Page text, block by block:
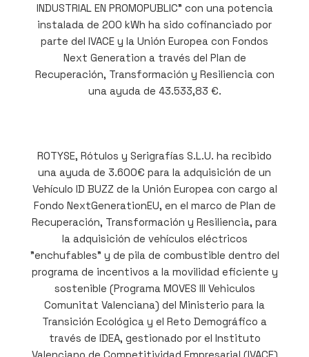
INDUSTRIAL EN PROMOPUBLIC” con una potencia
instalada de 200 kWh ha sido cofinanciado por
parte del IVACE y la Unión Europea con Fondos
Next Generation a través del Plan de
Recuperación, Transformación y Resiliencia con
una ayuda de 43.533,83 €.
ROTYSE, Rótulos y Serigrafías S.L.U. ha recibido
una ayuda de 3.600€ para la adquisición de un
Vehículo ID BUZZ de la Unión Europea con cargo al
Fondo NextGenerationEU, en el marco de Plan de
Recuperación, Transformación y Resiliencia, para
la adquisición de vehículos eléctricos
"enchufables" y de pila de combustible dentro del
programa de incentivos a la movilidad eficiente y
sostenible (Programa MOVES III Vehiculos
Comunitat Valenciana) del Ministerio para la
Transición Ecológica y el Reto Demográfico a
través de IDEA, gestionado por el Instituto